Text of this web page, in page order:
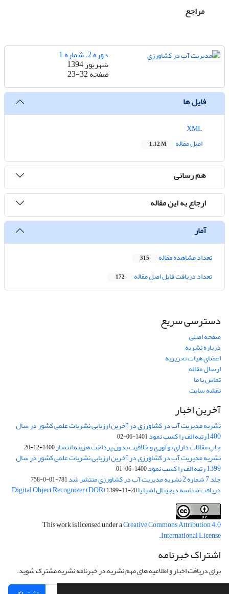
مراجع
دوره 2، شماره 1
شهریور 1394
صفحه23-32
فایل ها
اصل مقاله
1.12 M
هم رسانی
ارجاع به این مقاله
آمار
تعداد مشاهده مقاله 315
تعداد دریافت فایل اصل مقاله 172
دسترسی سریع
صفحه اصلی
درباره نشریه
اعضای هیات تحریریه
ارسال مقاله
تماس با ما
نقشه سایت
آخرین اخبار
نشریه مدیریت آب در کشاورزی در آخرین ارزیابی نشریات علمی کشور در سال
1400رتبه الف را کسب نمود 1401-06-02
چاپ مقالات دارای نوآوری و خلاقیت بدون پرداخت هزینه انتشار1400-12-20
نشریه مدیریت آب در کشاورزی در آخرین ارزیابی نشریات علمی کشور در سال
1399 رتبه الف را کسب نمود 1400-06-01
جلد 7 شماره 2 نشریه مدیریت آب در کشاورزی منتشر شد 781-01-0-758
دریافت شناسه دیجیتال اشیا یا Digital Object Recognizer (DOR)1399-11-20
This work is licensed under aCreative Commons Attribution 4.0
International License
.
اشتراک خبرنامه
برای دریافت اخبار و اطلاعیه های مهم نشریه در خبرنامه نشریه مشترک شوید.